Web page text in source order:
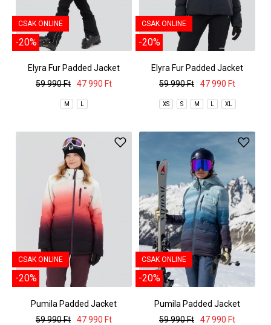
CSAK ONLINE
-20%
Elyra Fur Padded Jacket
59 990 Ft
47 990 Ft
M L
CSAK ONLINE
-20%
Elyra Fur Padded Jacket
59 990 Ft
47 990 Ft
XS S M L XL
CSAK ONLINE
-20%
Pumila Padded Jacket
59 990 Ft
47 990 Ft
CSAK ONLINE
-20%
Pumila Padded Jacket
59 990 Ft
47 990 Ft